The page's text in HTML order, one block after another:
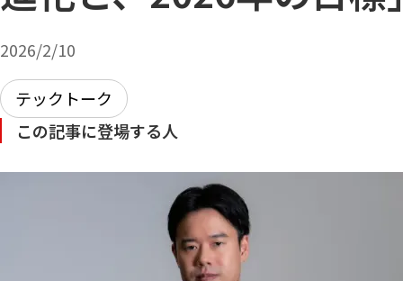
2026/2/10
テックトーク
この記事に登場する人